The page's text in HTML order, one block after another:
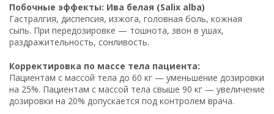
Побочные эффекты: Ива белая (Salix alba)
Гастралгия, диспепсия, изжога, головная боль, кожная
сыпь. При передозировке — тошнота, звон в ушах,
раздражительность, сонливость.
Корректировка по массе тела пациента:
Пациентам с массой тела до 60 кг — уменьшение дозировки
на 25%. Пациентам с массой тела свыше 90 кг — увеличение
дозировки на 20% допускается под контролем врача.